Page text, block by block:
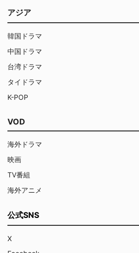
アジア
韓国ドラマ
中国ドラマ
台湾ドラマ
タイドラマ
K-POP
VOD
海外ドラマ
映画
TV番組
海外アニメ
公式SNS
X